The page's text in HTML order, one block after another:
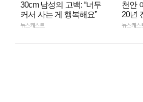
30cm 남성의 고백: “너무
커서 사는 게 행복해요”
뉴스캐스트
천안
20년
뉴스캐스